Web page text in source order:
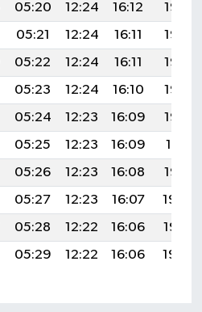
05:20 12:24 16:12
19:18
05:21 12:24 16:11
19:17
05:22 12:24 16:11
19:16
05:23 12:24 16:10
19:14
05:24 12:23 16:09
19:13
05:25 12:23 16:09
19:11
05:26 12:23 16:08
19:10
05:27 12:23 16:07
19:08
05:28 12:22 16:06
19:07
05:29 12:22 16:06 19:05